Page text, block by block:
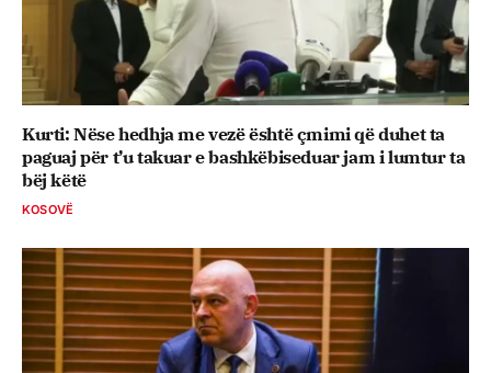
Kurti: Nëse hedhja me vezë është çmimi që duhet ta
paguaj për t’u takuar e bashkëbiseduar jam i lumtur ta
bëj këtë
KOSOVË